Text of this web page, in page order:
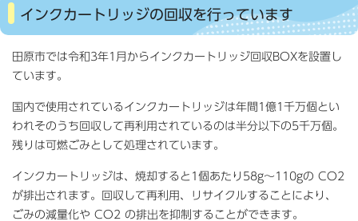
インクカートリッジの回収を行っています
田原市では令和3年1月からインクカートリッジ回収BOXを設置し
ています。
国内で使用されているインクカートリッジは年間1億1千万個とい
われそのうち回収して再利用されているのは半分以下の5千万個。
残りは可燃ごみとして処理されています。
インクカートリッジは、焼却すると1個あたり58g～110gの CO2
が排出されます。回収して再利用、リサイクルすることにより、
ごみの減量化や CO2 の排出を抑制することができます。